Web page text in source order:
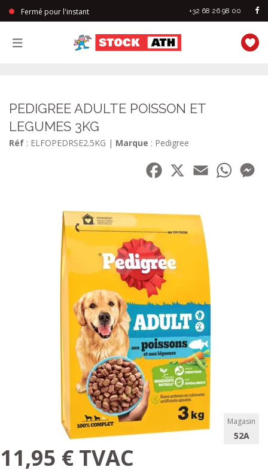
Fermé pour l'instant +32 68 26 98 00
PEDIGREE ADULTE POISSON ET
LEGUMES 3KG
Réf : ELFOPEDRSE2.5KG | Marque : Pedigree
Facebook
Email
Magasin
52A
11,95 € TVAC